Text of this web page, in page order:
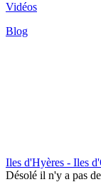
Vidéos
Blog
Iles d'Hyères - Iles
Désolé il n'y a pas